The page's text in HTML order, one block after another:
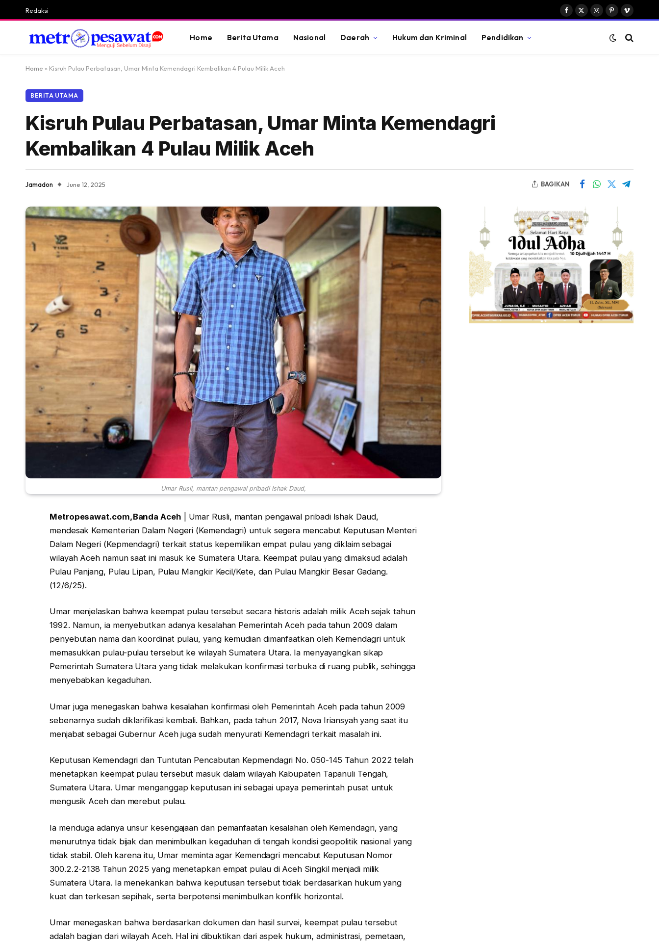
Redaksi
Facebook
X
Instagram
PinterestVimeo
Home Berita Utama Nasional Daerah Hukum dan Kriminal Pendidikan
Home » Kisruh Pulau Perbatasan, Umar Minta Kemendagri Kembalikan 4 Pulau Milik Aceh
BERITA UTAMA
Kisruh Pulau Perbatasan, Umar Minta Kemendagri
Kembalikan 4 Pulau Milik Aceh
Jamadon June 12, 2025 BAGIKAN
Umar Rusli, mantan pengawal pribadi Ishak Daud,
Metropesawat.com,Banda Aceh | Umar Rusli, mantan pengawal pribadi Ishak Daud,
mendesak Kementerian Dalam Negeri (Kemendagri) untuk segera mencabut Keputusan Menteri
Dalam Negeri (Kepmendagri) terkait status kepemilikan empat pulau yang diklaim sebagai
wilayah Aceh namun saat ini masuk ke Sumatera Utara. Keempat pulau yang dimaksud adalah
Pulau Panjang, Pulau Lipan, Pulau Mangkir Kecil/Kete, dan Pulau Mangkir Besar Gadang.
(12/6/25).
Umar menjelaskan bahwa keempat pulau tersebut secara historis adalah milik Aceh sejak tahun
1992. Namun, ia menyebutkan adanya kesalahan Pemerintah Aceh pada tahun 2009 dalam
penyebutan nama dan koordinat pulau, yang kemudian dimanfaatkan oleh Kemendagri untuk
memasukkan pulau-pulau tersebut ke wilayah Sumatera Utara. Ia menyayangkan sikap
Pemerintah Sumatera Utara yang tidak melakukan konfirmasi terbuka di ruang publik, sehingga
menyebabkan kegaduhan.
Umar juga menegaskan bahwa kesalahan konfirmasi oleh Pemerintah Aceh pada tahun 2009
sebenarnya sudah diklarifikasi kembali. Bahkan, pada tahun 2017, Nova Iriansyah yang saat itu
menjabat sebagai Gubernur Aceh juga sudah menyurati Kemendagri terkait masalah ini.
Keputusan Kemendagri dan Tuntutan Pencabutan Kepmendagri No. 050-145 Tahun 2022 telah
menetapkan keempat pulau tersebut masuk dalam wilayah Kabupaten Tapanuli Tengah,
Sumatera Utara. Umar menganggap keputusan ini sebagai upaya pemerintah pusat untuk
mengusik Aceh dan merebut pulau.
Ia menduga adanya unsur kesengajaan dan pemanfaatan kesalahan oleh Kemendagri, yang
menurutnya tidak bijak dan menimbulkan kegaduhan di tengah kondisi geopolitik nasional yang
tidak stabil. Oleh karena itu, Umar meminta agar Kemendagri mencabut Keputusan Nomor
300.2.2-2138 Tahun 2025 yang menetapkan empat pulau di Aceh Singkil menjadi milik
Sumatera Utara. Ia menekankan bahwa keputusan tersebut tidak berdasarkan hukum yang
kuat dan terkesan sepihak, serta berpotensi menimbulkan konflik horizontal.
Umar menegaskan bahwa berdasarkan dokumen dan hasil survei, keempat pulau tersebut
adalah bagian dari wilayah Aceh. Hal ini dibuktikan dari aspek hukum, administrasi, pemetaan,